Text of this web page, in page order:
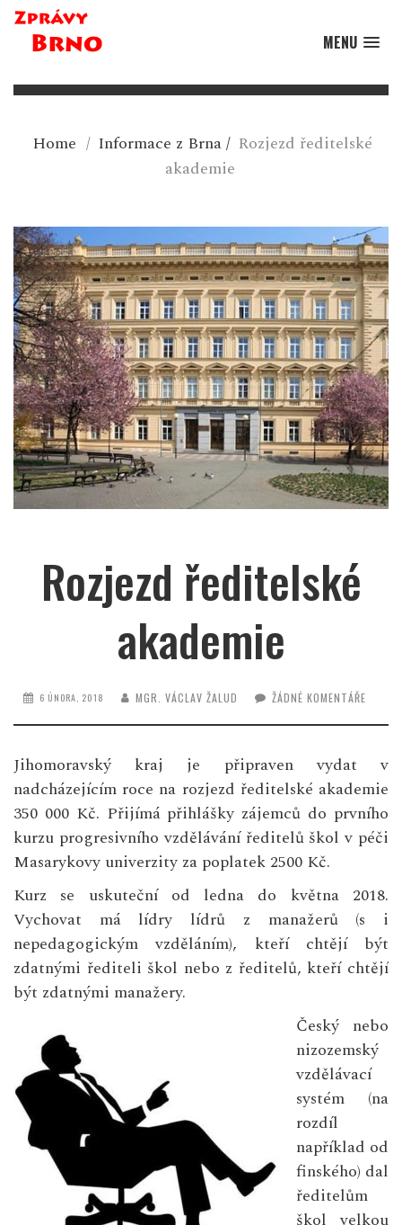
MENU
Home / Informace z Brna/ Rozjezd ředitelské
akademie
Rozjezd ředitelské
akademie
6 ÚNORA, 2018 MGR. VÁCLAV ŽALUD ŽÁDNÉ KOMENTÁŘE
Jihomoravský kraj je připraven vydat v
nadcházejícím roce na rozjezd ředitelské akademie
350 000 Kč. Přijímá přihlášky zájemců do prvního
kurzu progresivního vzdělávání ředitelů škol v péči
Masarykovy univerzity za poplatek 2500 Kč.
Kurz se uskuteční od ledna do května 2018.
Vychovat má lídry lídrů z manažerů (s i
nepedagogickým vzděláním), kteří chtějí být
zdatnými řediteli škol nebo z ředitelů, kteří chtějí
být zdatnými manažery.
Český nebo
nizozemský
vzdělávací
systém (na
rozdíl
například od
finského) dal
ředitelům
škol velkou